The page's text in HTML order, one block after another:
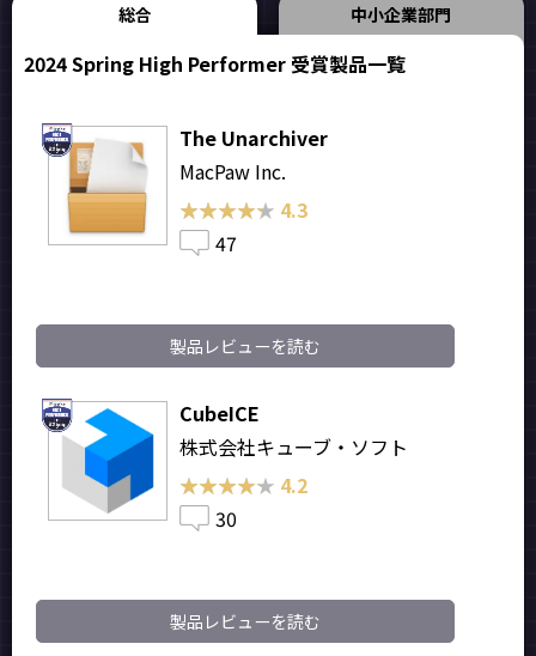
総合 中小企業部門
2024 Spring High Performer 受賞製品一覧
The Unarchiver
MacPaw Inc.
★★★★★
★★★★★ 4.3
47
製品レビューを読む
CubeICE
株式会社キューブ・ソフト
★★★★★
★★★★★ 4.2
30
製品レビューを読む